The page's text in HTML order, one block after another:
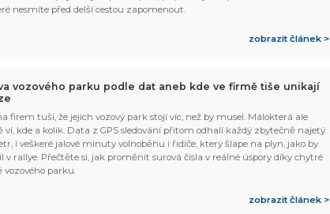
nesmíte před delší cestou zapomenout.
zobrazit článek >
vozového parku podle dat aneb kde ve firmě tiše unikají
firem tuší, že jejich vozový park stojí víc, než by musel. Málokterá ale
ví, kde a kolik. Data z GPS sledování přitom odhalí každý zbytečně najetý
i veškeré jalové minuty volnoběhu i řidiče, který šlape na plyn, jako by
v rallye. Přečtěte si, jak proměnit surová čísla v reálné úspory díky chytré
vozového parku.
zobrazit článek >